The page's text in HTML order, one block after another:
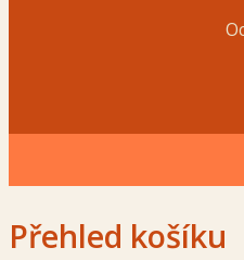
Přehled košíku